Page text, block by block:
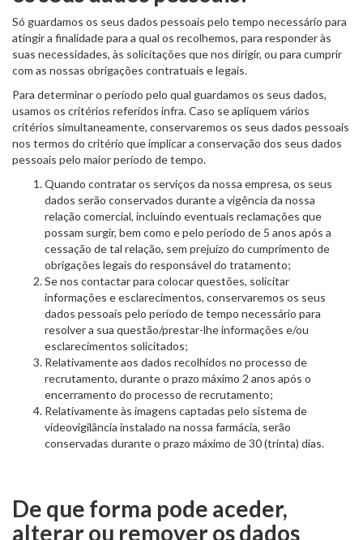
Só guardamos os seus dados pessoais pelo tempo necessário para
atingir a finalidade para a qual os recolhemos, para responder às
suas necessidades, às solicitações que nos dirigir, ou para cumprir
com as nossas obrigações contratuais e legais.
Para determinar o período pelo qual guardamos os seus dados,
usamos os critérios referidos infra. Caso se apliquem vários
critérios simultaneamente, conservaremos os seus dados pessoais
nos termos do critério que implicar a conservação dos seus dados
pessoais pelo maior período de tempo.
Quando contratar os serviços da nossa empresa, os seus
dados serão conservados durante a vigência da nossa
relação comercial, incluindo eventuais reclamações que
possam surgir, bem como e pelo período de 5 anos após a
cessação de tal relação, sem prejuízo do cumprimento de
obrigações legais do responsável do tratamento;
Se nos contactar para colocar questões, solicitar
informações e esclarecimentos, conservaremos os seus
dados pessoais pelo período de tempo necessário para
resolver a sua questão/prestar-lhe informações e/ou
esclarecimentos solicitados;
Relativamente aos dados recolhidos no processo de
recrutamento, durante o prazo máximo 2 anos após o
encerramento do processo de recrutamento;
Relativamente às imagens captadas pelo sistema de
videovigilância instalado na nossa farmácia, serão
conservadas durante o prazo máximo de 30 (trinta) dias.
De que forma pode aceder,
alterar ou remover os dados